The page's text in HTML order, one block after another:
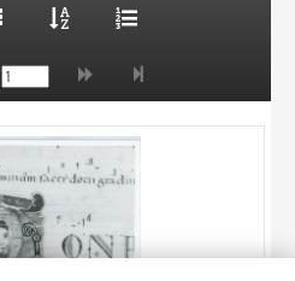
AUTORE
OGGETTO
LOCALIZZAZIONE
20 RISULTATI